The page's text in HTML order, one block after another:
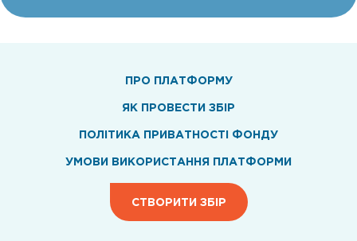
ПРО ПЛАТФОРМУ
ЯК ПРОВЕСТИ ЗБІР
ПОЛІТИКА ПРИВАТНОСТІ ФОНДУ
УМОВИ ВИКОРИСТАННЯ ПЛАТФОРМИ
СТВОРИТИ ЗБІР